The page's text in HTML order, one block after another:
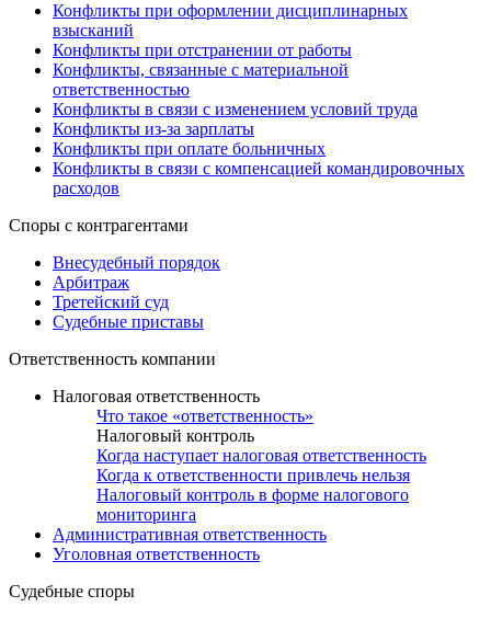
Конфликты при оформлении дисциплинарных
взысканий
Конфликты при отстранении от работы
Конфликты, связанные с материальной
ответственностью
Конфликты в связи с изменением условий труда
Конфликты из-за зарплаты
Конфликты при оплате больничных
Конфликты в связи с компенсацией командировочных
расходов
Споры с контрагентами
Внесудебный порядок
Арбитраж
Третейский суд
Судебные приставы
Ответственность компании
Налоговая ответственность
Что такое «ответственность»
Налоговый контроль
Когда наступает налоговая ответственность
Когда к ответственности привлечь нельзя
Налоговый контроль в форме налогового
мониторинга
Административная ответственность
Уголовная ответственность
Судебные споры